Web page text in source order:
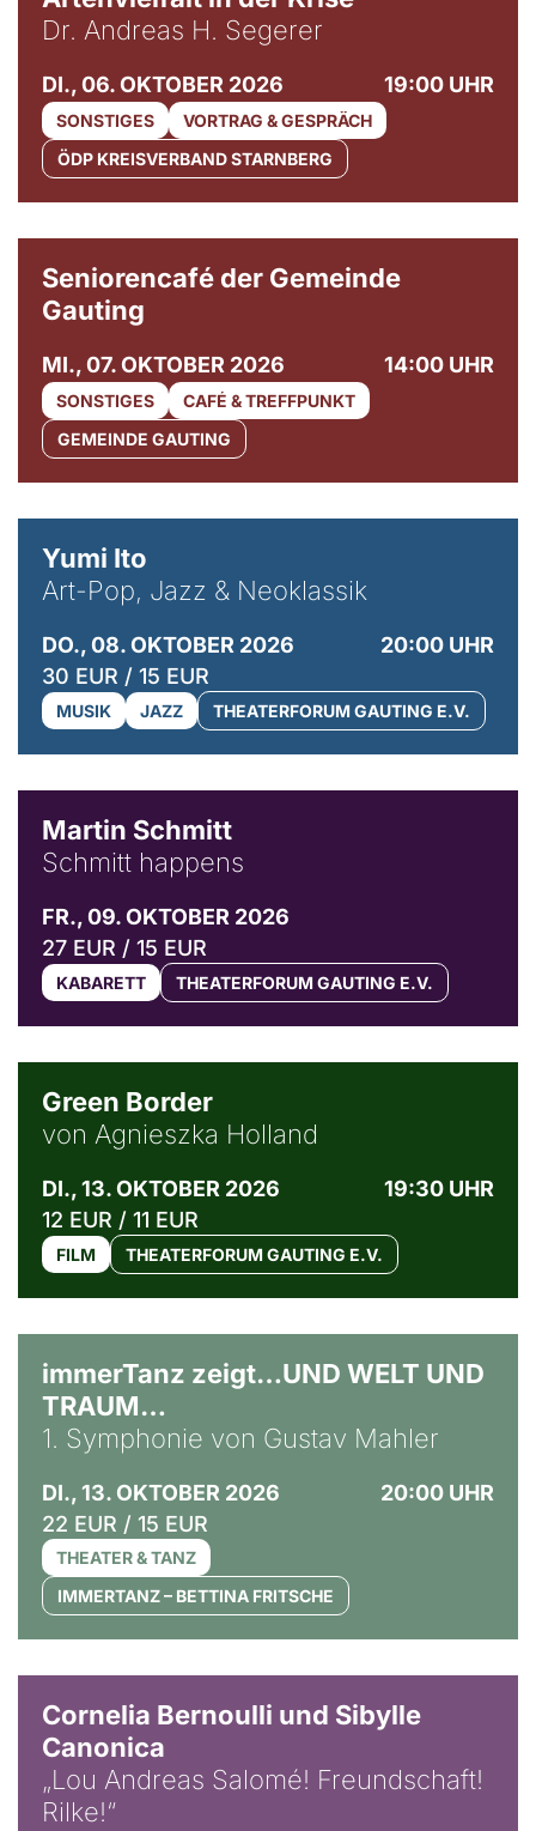
Dr. Andreas H. Segerer
DI., 06. OKTOBER 2026 19:00 UHR
SONSTIGES
VORTRAG & GESPRÄCH
ÖDP KREISVERBAND STARNBERG
Seniorencafé der Gemeinde
Gauting
MI., 07. OKTOBER 2026 14:00 UHR
SONSTIGES
CAFÉ & TREFFPUNKT
GEMEINDE GAUTING
Yumi Ito
Art-Pop, Jazz & Neoklassik
DO., 08. OKTOBER 2026
20:00 UHR
30 EUR / 15 EUR
MUSIK JAZZ THEATERFORUM GAUTING E.V.
Martin Schmitt
Schmitt happens
FR., 09. OKTOBER 2026
27 EUR / 15 EUR
KABARETT THEATERFORUM GAUTING E.V.
Green Border
von Agnieszka Holland
DI., 13. OKTOBER 2026
19:30 UHR
12 EUR / 11 EUR
FILM THEATERFORUM GAUTING E.V.
immerTanz zeigt…UND WELT UND
TRAUM…
1. Symphonie von Gustav Mahler
DI., 13. OKTOBER 2026
20:00 UHR
22 EUR / 15 EUR
THEATER & TANZ
IMMERTANZ – BETTINA FRITSCHE
Cornelia Bernoulli und Sibylle
Canonica
„Lou Andreas Salomé! Freundschaft!
Rilke!“